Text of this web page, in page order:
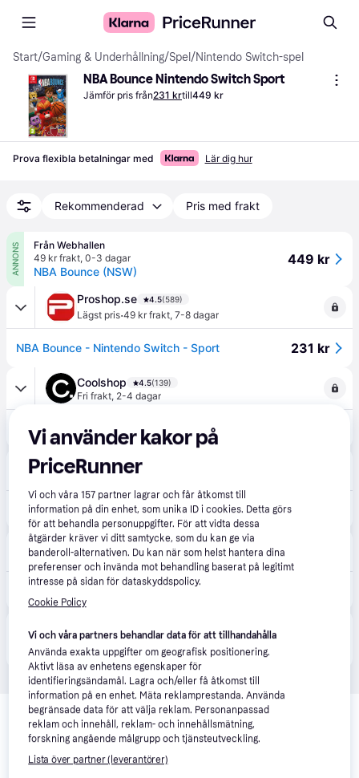
Start/Gaming & Underhållning/Spel /Nintendo Switch-spel
NBA Bounce Nintendo Switch Sport
Jämför pris från231 krtill449 kr
Prova flexibla betalningar med Lär dig hur
Rekommenderad Pris med frakt
ANNONS
Från Webhallen
49 kr frakt, 0-3 dagar
NBA Bounce (NSW)
449 kr
Proshop.se 4.5(589)
Lägst pris·49 kr frakt, 7-8 dagar
NBA Bounce - Nintendo Switch - Sport 231 kr
Coolshop 4.5(139)
Fri frakt, 2-4 dagar
NBA Bounce
Spelbutiken
Fri frakt, 2-4 dagar
NBA Bounce 270 kr
Webhallen 4.5(866)
49 kr frakt ,0-3 dagar
NBA Bounce (NSW)
Produkten finns även hos 2 butiker som valt att inte
samarbeta med PriceRunner.
Relaterade produkter
Vi har plockat fram ett urval av produkter som kanske skulle
intressera dig.
Vi använder kakor på
PriceRunner
Vi och våra157 partner lagrar och får åtkomst till
information på din enhet, som unika ID i cookies. Detta görs
för att behandla personuppgifter. För att vidta dessa
åtgärder kräver vi ditt samtycke, som du kan ge via
banderoll-alternativen. Du kan när som helst hantera dina
preferenser och invända mot behandling baserat på legitimt
intresse på sidan för dataskyddspolicy.
Cookie Policy
Vi och våra partners behandlar data för att tillhandahålla
Använda exakta uppgifter om geografisk positionering.
Aktivt läsa av enhetens egenskaper för
identifieringsändamål. Lagra och/eller få åtkomst till
information på en enhet. Mäta reklamprestanda. Använda
begränsade data för att välja reklam. Personanpassad
reklam och innehåll, reklam- och innehållsmätning,
forskning angående målgrupp och tjänsteutveckling.
Lista över partner (leverantörer)